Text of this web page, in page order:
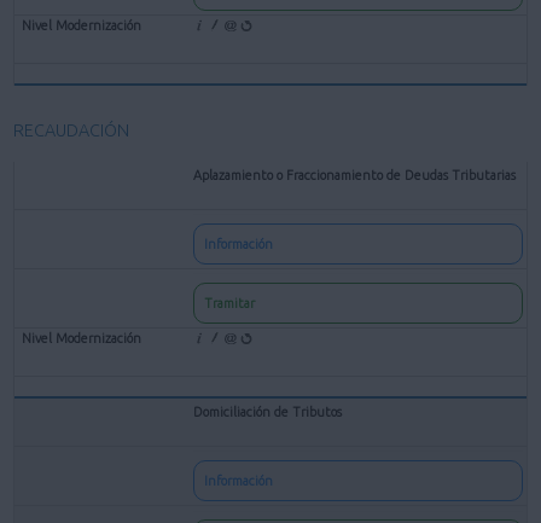
RECAUDACIÓN
Aplazamiento o Fraccionamiento de Deudas Tributarias
Información
Tramitar
Domiciliación de Tributos
Información